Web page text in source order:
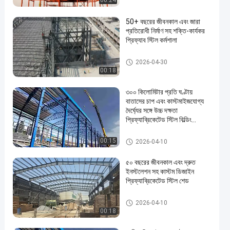
00:18
50+ বছরের জীবনকাল এবং জারা
প্রতিরোধী নির্মাণ সহ শক্তি-কার্যকর
প্রিফ্যাব স্টিল কর্মশালা
পিইবি স্টিল বিল্ডিং
2026-04-30
00:15
৩০০ কিলোমিটার প্রতি ঘণ্টায়
বাতাসের চাপ এবং কাস্টমাইজযোগ্য
দৈর্ঘ্যের সঙ্গে উচ্চ দক্ষতা
প্রিফ্যাব্রিকেটেড স্টিল বিল্ডিং
ইস্পাত কাঠামো গুদাম
2026-04-10
00:18
৫০ বছরের জীবনকাল এবং দ্রুত
ইনস্টলেশন সহ কাস্টম ডিজাইন
প্রিফ্যাব্রিকেটেড স্টিল শেড
ইস্পাত শ্যাড নির্মাণ
2026-04-10